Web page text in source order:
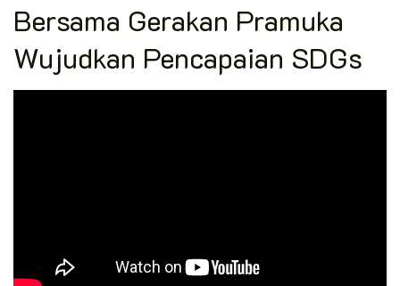
Bersama Gerakan Pramuka
Wujudkan Pencapaian SDGs